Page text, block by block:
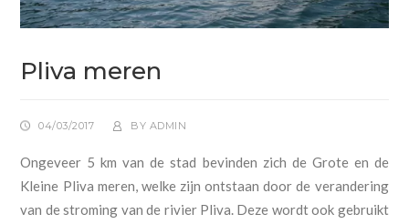
Pliva meren
04/03/2017 BY ADMIN
Ongeveer 5 km van de stad bevinden zich de Grote en de
Kleine Pliva meren, welke zijn ontstaan door de verandering
van de stroming van de rivier Pliva. Deze wordt ook gebruikt